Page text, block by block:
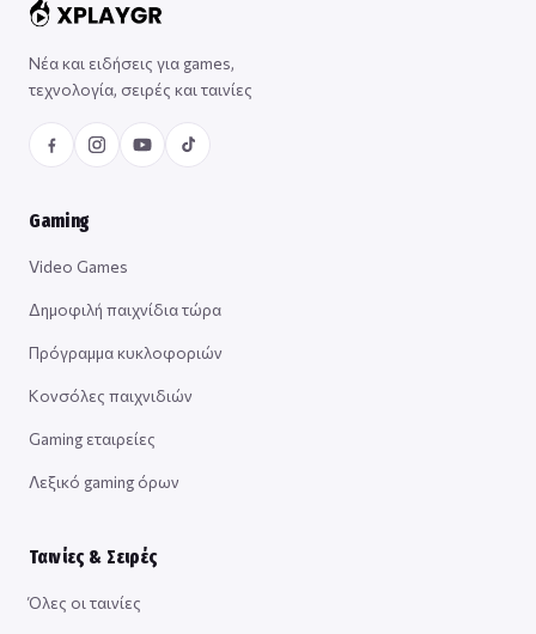
Νέα και ειδήσεις για games,
τεχνολογία, σειρές και ταινίες
Gaming
Video Games
Δημοφιλή παιχνίδια τώρα
Πρόγραμμα κυκλοφοριών
Κονσόλες παιχνιδιών
Gaming εταιρείες
Λεξικό gaming όρων
Ταινίες & Σειρές
Όλες οι ταινίες